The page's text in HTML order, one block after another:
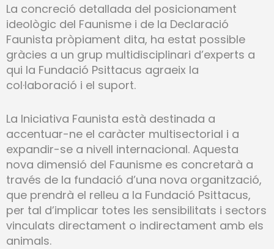
La concreció detallada del posicionament
ideològic del Faunisme i de la Declaració
Faunista pròpiament dita, ha estat possible
gràcies a un grup multidisciplinari d’experts a
qui la Fundació Psittacus agraeix la
col·laboració i el suport.
La Iniciativa Faunista està destinada a
accentuar-ne el caràcter multisectorial i a
expandir-se a nivell internacional. Aquesta
nova dimensió del Faunisme es concretarà a
través de la fundació d’una nova organització,
que prendrà el relleu a la Fundació Psittacus,
per tal d’implicar totes les sensibilitats i sectors
vinculats directament o indirectament amb els
animals.